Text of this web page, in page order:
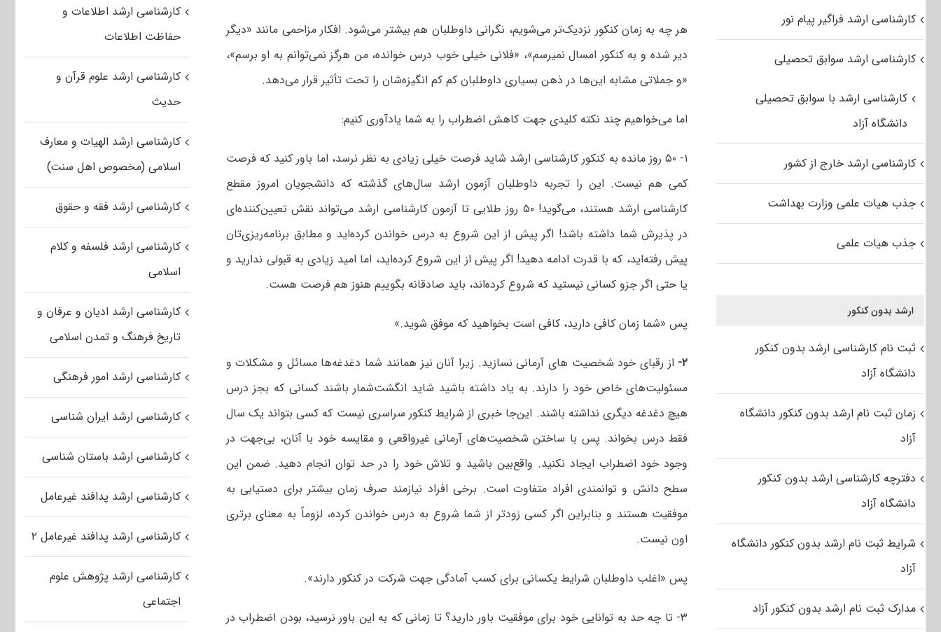
هر چه به زمان کنکور نزدیک‌تر می‌شویم، نگرانی داوطلبان هم بیشتر می‌شود. افکار مزاحمی مانند «دیگر
دیر شده و به کنکور امسال نمی‎رسم»، «فلانی خیلی خوب درس خوانده، من هرگز نمی‌توانم به او برسم»،
«و جملاتی مشابه این‌ها در ذهن بسیاری داوطلبان کم کم انگیزه‌شان را تحت تأثیر قرار می‌دهد.
اما می‌خواهیم چند نکته کلیدی جهت کاهش اضطراب را به شما یادآوری کنیم:
۱- ۵۰ روز مانده به کنکور کارشناسی ارشد شاید فرصت خیلی زیادی به نظر نرسد، اما باور کنید که فرصت
کمی هم نیست. این را تجربه داوطلبان آزمون ارشد سال‌های گذشته که دانشجویان امروز مقطع
کارشناسی ارشد هستند، می‌گوید! ۵۰ روز طلایی تا آزمون کارشناسی ارشد می‌تواند نقش تعیین‌کننده‌ای
در پذیرش شما داشته باشد! اگر پیش از این شروع به درس خواندن کرده‌اید و مطابق برنامه‌ریزی‌تان
پیش رفته‌اید، که با قدرت ادامه دهید! اگر پیش از این شروع کرده‌اید، اما امید زیادی به قبولی ندارید و
یا حتی اگر جزو کسانی نیستید که شروع کرده‌اند، باید صادقانه بگوییم هنوز هم فرصت هست.
پس «شما زمان کافی دارید، کافی است بخواهید که موفق شوید.»
۲- از رقبای خود شخصیت های آرمانی نسازید. زیرا آنان نیز همانند شما دغدغه‌ها مسائل و مشکلات و
مسئولیت‌های خاص خود را دارند. به یاد داشته باشید شاید انگشت‌شمار باشند کسانی که بجز درس
هیچ دغدغه دیگری نداشته باشند. این‌جا خبری از شرایط کنکور سراسری نیست که کسی بتواند یک سال
فقط درس بخواند. پس با ساختن شخصیت‌های آرمانی غیرواقعی و مقایسه خود با آنان، بی‌جهت در
وجود خود اضطراب ایجاد نکنید. واقع‌بین باشید و تلاش خود را در حد توان انجام دهید. ضمن این
سطح دانش و توانمندی افراد متفاوت است. برخی افراد نیازمند صرف زمان بیشتر برای دستیابی به
موفقیت هستند و بنابراین اگر کسی زودتر از شما شروع به درس خواندن کرده، لزوماً به معنای برتری
اون نیست.
پس «اغلب داوطلبان شرایط یکسانی برای کسب آمادگی جهت شرکت در کنکور دارند».
۳- تا چه حد به توانایی خود برای موفقیت باور دارید؟ تا زمانی که به این باور نرسید، بودن اضطراب در
کارشناسی ارشد اطلاعات و
حفاظت اطلاعات
کارشناسی ارشد علوم قرآن و
حدیث
کارشناسی ارشد الهیات و معارف
اسلامی (مخصوص اهل سنت)
کارشناسی ارشد فقه و حقوق
کارشناسی ارشد فلسفه و کلام
اسلامی
کارشناسی ارشد ادیان و عرفان و
تاریخ فرهنگ و تمدن اسلامی
کارشناسی ارشد امور فرهنگی
کارشناسی ارشد ایران شناسی
کارشناسی ارشد باستان شناسی
کارشناسی ارشد پدافند غیرعامل
کارشناسی ارشد پدافند غیرعامل ۲
کارشناسی ارشد پژوهش علوم
اجتماعی
کارشناسی ارشد فراگیر پیام نور
کارشناسی ارشد سوابق تحصیلی
کارشناسی ارشد با سوابق تحصیلی
دانشگاه آزاد
کارشناسی ارشد خارج از کشور
جذب هیات علمی وزارت بهداشت
جذب هیات علمی
ارشد بدون کنکور
ثبت نام کارشناسی ارشد بدون کنکور
دانشگاه آزاد
زمان ثبت نام ارشد بدون کنکور دانشگاه
آزاد
دفترچه کارشناسی ارشد بدون کنکور
دانشگاه آزاد
شرایط ثبت نام ارشد بدون کنکور دانشگاه
آزاد
مدارک ثبت نام ارشد بدون کنکور آزاد